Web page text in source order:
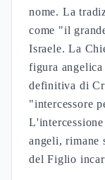
nome. La
come "il
Israele. La
figura
definitiva di
"intercessore
angeli, rimane
del Figlio